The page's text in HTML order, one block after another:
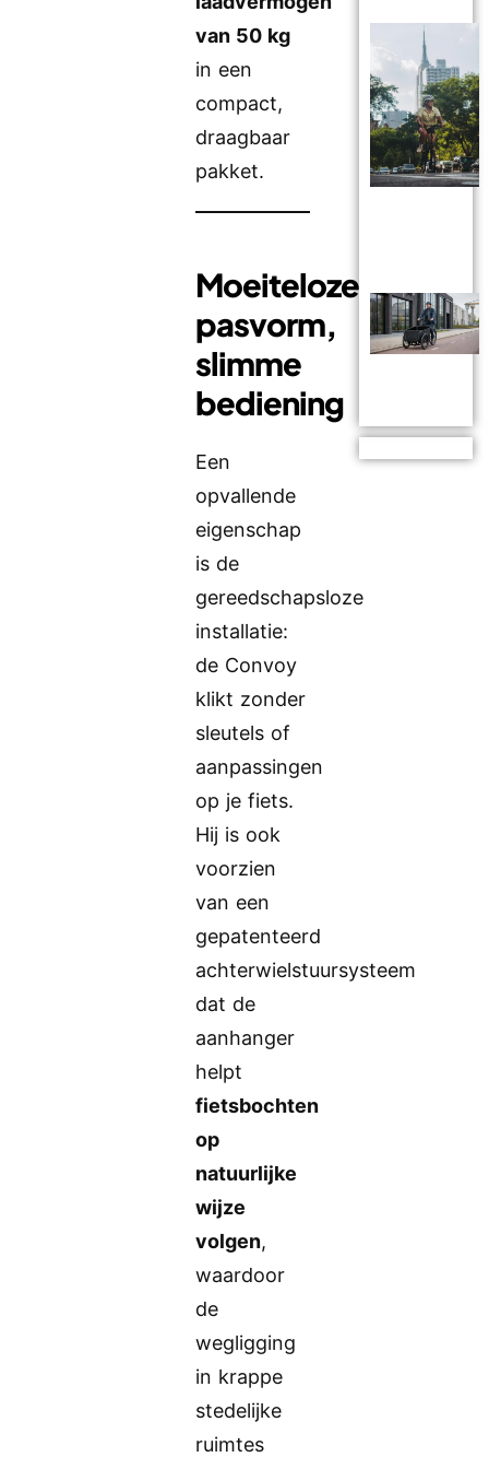
van 50 kg
in een
compact,
draagbaar
pakket.
Moeiteloze
pasvorm,
slimme
bediening
Een
opvallende
eigenschap
is de
gereedschapsloze
installatie:
de Convoy
klikt zonder
sleutels of
aanpassingen
op je fiets.
Hij is ook
voorzien
van een
gepatenteerd
achterwielstuursysteem
dat de
aanhanger
helpt
fietsbochten
op
natuurlijke
wijze
volgen,
waardoor
de
wegligging
in krappe
stedelijke
ruimtes